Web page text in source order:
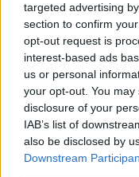
targeted advertising
section to confirm
opt-out request is
interest-based ads
us or personal
your opt-out. You
disclosure of your
IAB’s list of
also be disclosed by
Downstream
VIDEÓ
MI, MAGYAROK
A
Az 1100 éve
programsorozat
dalszerző kalauzolta
vendégszerető